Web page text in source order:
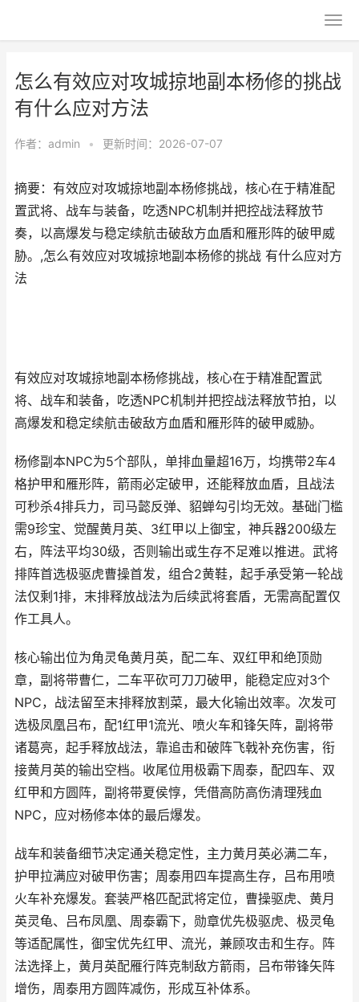
怎么有效应对攻城掠地副本杨修的挑战
有什么应对方法
作者： admin • 更新时间：2026-07-07
摘要：有效应对攻城掠地副本杨修挑战，核心在于精准配
置武将、战车与装备，吃透NPC机制并把控战法释放节
奏，以高爆发与稳定续航击破敌方血盾和雁形阵的破甲威
胁。,怎么有效应对攻城掠地副本杨修的挑战 有什么应对方
法
有效应对攻城掠地副本杨修挑战，核心在于精准配置武
将、战车和装备，吃透NPC机制并把控战法释放节拍，以
高爆发和稳定续航击破敌方血盾和雁形阵的破甲威胁。
杨修副本NPC为5个部队，单排血量超16万，均携带2车4
格护甲和雁形阵，箭雨必定破甲，还能释放血盾，且战法
可秒杀4排兵力，司马懿反弹、貂蝉勾引均无效。基础门槛
需9珍宝、觉醒黄月英、3红甲以上御宝，神兵器200级左
右，阵法平均30级，否则输出或生存不足难以推进。武将
排阵首选极驱虎曹操首发，组合2黄鞋，起手承受第一轮战
法仅剩1排，末排释放战法为后续武将套盾，无需高配置仅
作工具人。
核心输出位为角灵龟黄月英，配二车、双红甲和绝顶勋
章，副将带曹仁，二车平砍可刀刀破甲，能稳定应对3个
NPC，战法留至末排释放割菜，最大化输出效率。次发可
选极凤凰吕布，配1红甲1流光、喷火车和锋矢阵，副将带
诸葛亮，起手释放战法，靠追击和破阵飞戟补充伤害，衔
接黄月英的输出空档。收尾位用极霸下周泰，配四车、双
红甲和方圆阵，副将带夏侯惇，凭借高防高伤清理残血
NPC，应对杨修本体的最后爆发。
战车和装备细节决定通关稳定性，主力黄月英必满二车，
护甲拉满应对破甲伤害；周泰用四车提高生存，吕布用喷
火车补充爆发。套装严格匹配武将定位，曹操驱虎、黄月
英灵龟、吕布凤凰、周泰霸下，勋章优先极驱虎、极灵龟
等适配属性，御宝优先红甲、流光，兼顾攻击和生存。阵
法选择上，黄月英配雁行阵克制敌方箭雨，吕布带锋矢阵
增伤，周泰用方圆阵减伤，形成互补体系。